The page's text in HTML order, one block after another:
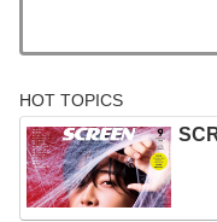
HOT TOPICS